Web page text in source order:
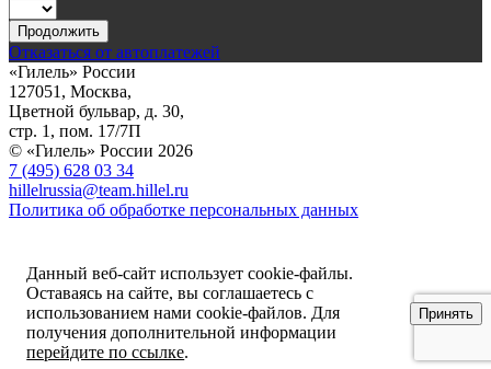
Продолжить
Отказаться от автоплатежей
«Гилель» России
127051, Москва,
Цветной бульвар, д. 30,
стр. 1, пом. 17/7П
© «Гилель» России 2026
7 (495) 628 03 34
hillelrussia@team.hillel.ru
Политика об обработке персональных данных
Данный веб-сайт использует cookie-файлы.
Оставаясь на сайте, вы соглашаетесь с
использованием нами cookie-файлов. Для
получения дополнительной информации
перейдите по ссылке.
Принять